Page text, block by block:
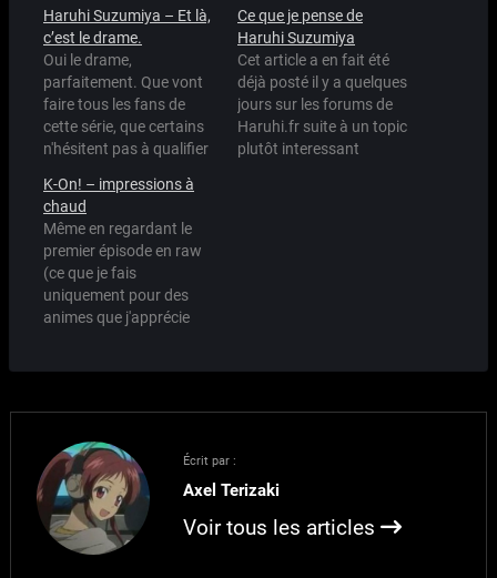
Haruhi Suzumiya – Et là,
c’est le drame.
Oui le drame,
parfaitement. Que vont
faire tous les fans de
cette série, que certains
n'hésitent pas à qualifier
qu'elle est terminée?
Etait-ce trop court?
Sûrement. Ne dit-on pas
que les meilleurs choses
sont les plus courtes?
Certainement aussi. Ce
que Kyoto Animation
Ce que je pense de
Haruhi Suzumiya
Cet article a en fait été
déjà posté il y a quelques
jours sur les forums de
Haruhi.fr suite à un topic
plutôt interessant
K-On! – impressions à
chaud
Même en regardant le
premier épisode en raw
(ce que je fais
uniquement pour des
animes que j'apprécie
sucre, de camaraderie,
un zeste de girl's band à
la ENOZ (le groupe…
Écrit par :
Axel Terizaki
Voir tous les articles